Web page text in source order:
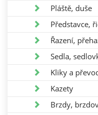
Pláště, duše
Představce,
Řazení,
Sedla,
Kliky a
Kazety
Brzdy,